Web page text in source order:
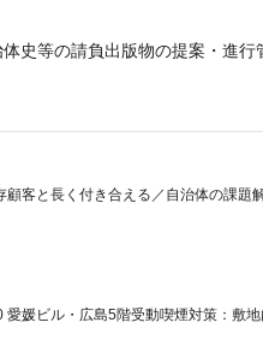
史等の請負出版物の提案・進行
客と長く付き合える／自治体の課題
媛ビル・広島5階受動喫煙対策：敷地